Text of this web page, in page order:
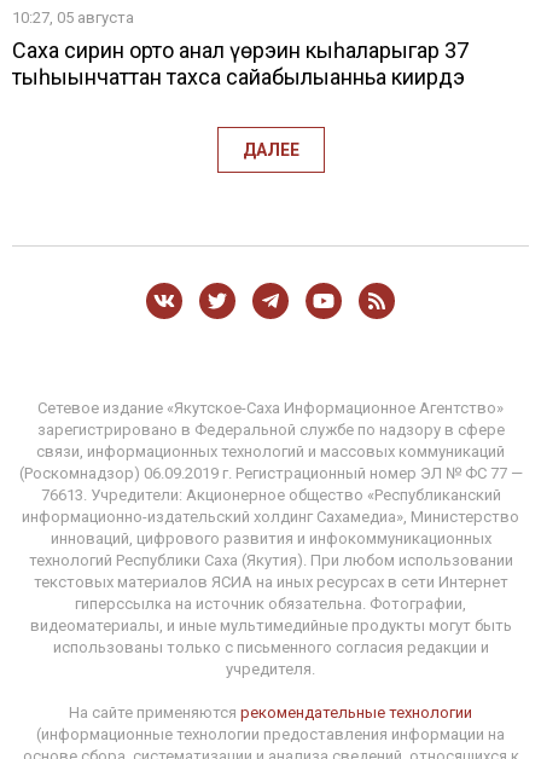
10:27, 05 августа
Саха сирин орто анал үөрэҕин кыһаларыгар 37
тыһыынчаттан тахса сайабылыанньа киирдэ
ДАЛЕЕ
Сетевое издание «Якутское-Саха Информационное Агентство»
зарегистрировано в Федеральной службе по надзору в сфере
связи, информационных технологий и массовых коммуникаций
(Роскомнадзор) 06.09.2019 г. Регистрационный номер ЭЛ № ФС 77 —
76613. Учредители: Акционерное общество «Республиканский
информационно-издательский холдинг Сахамедиа», Министерство
инноваций, цифрового развития и инфокоммуникационных
технологий Республики Саха (Якутия). При любом использовании
текстовых материалов ЯСИА на иных ресурсах в сети Интернет
гиперссылка на источник обязательна. Фотографии,
видеоматериалы, и иные мультимедийные продукты могут быть
использованы только с письменного согласия редакции и
учредителя.
На сайте применяются рекомендательные технологии
(информационные технологии предоставления информации на